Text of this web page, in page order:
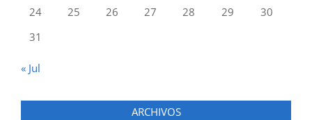
24
25 26 27 28 29
30
31
« Jul
ARCHIVOS